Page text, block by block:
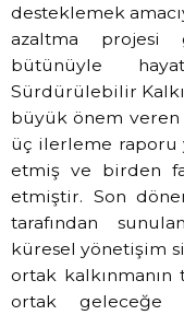
desteklemek
azaltma
bütünüyle
Sürdürülebilir
büyük önem veren
üç ilerleme raporu
etmiş ve birden
etmiştir. Son
tarafından
küresel yönetişim
ortak
ortak geleceğe